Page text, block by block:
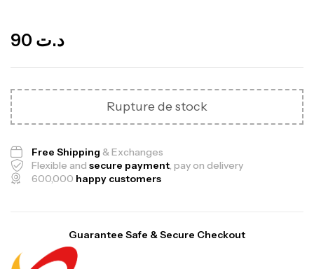
د.ت
Rupture de stock
Free Shipping & Exchanges
Flexible and secure payment, pay on delivery
600,000 happy customers
Guarantee Safe & Secure Checkout